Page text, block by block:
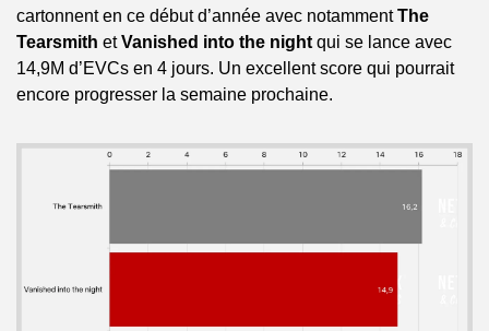
cartonnent en ce début d’année avec notamment The
Tearsmith et Vanished into the night qui se lance avec
14,9M d’EVCs en 4 jours. Un excellent score qui pourrait
encore progresser la semaine prochaine.